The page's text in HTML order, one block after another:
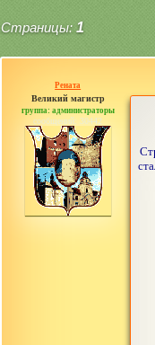
Страницы: 1
Рената
Великий магистр
группа: администраторы
сообщений: 30442